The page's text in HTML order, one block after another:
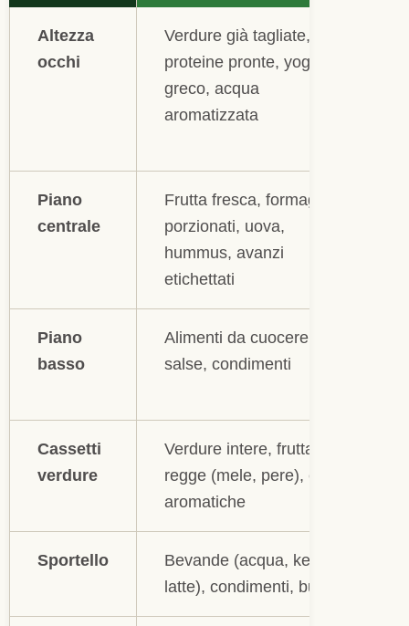
Altezza
occhi
Verdure già tagliate,
proteine pronte, yogurt
greco, acqua
aromatizzata
Piano
centrale
Frutta fresca, formaggi
porzionati, uova,
hummus, avanzi
etichettati
Piano
basso
Alimenti da cuocere,
salse, condimenti
Cassetti
verdure
Verdure intere, frutta che
regge (mele, pere), erbe
aromatiche
Sportello
Bevande (acqua, kefir,
latte), condimenti, burro